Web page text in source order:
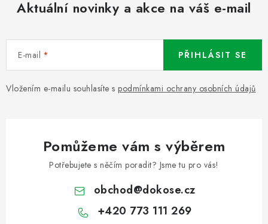
Aktuální novinky a akce na váš e-mail
E-mail
Vložením e-mailu souhlasíte s podmínkami ochrany osobních údajů
PŘIHLÁSIT SE
Pomůžeme vám s výběrem
Potřebujete s něčím poradit? Jsme tu pro vás!
obchod@dokose.cz
+420 773 111 269